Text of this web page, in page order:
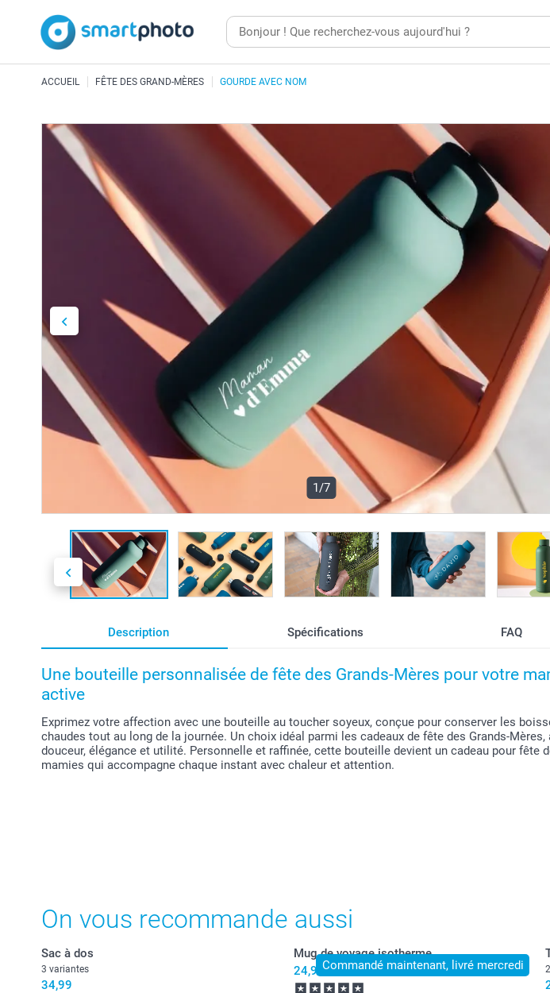
ACCUEIL FÊTE DES GRAND-MÈRES GOURDE AVEC NOM
1/7
Description Spécifications FAQ
Une bouteille personnalisée de fête des Grands-Mères pour votre
active
Exprimez votre affection avec une bouteille au toucher soyeux, conçue pour conserver les
chaudes tout au long de la journée. Un choix idéal parmi les cadeaux de fête des Grands-Mères,
douceur, élégance et utilité. Personnelle et raffinée, cette bouteille devient un cadeau pour fête
mamies qui accompagne chaque instant avec chaleur et attention.
On vous recommande aussi
Sac à dos
3 variantes
34,99
Commandé maintenant, livré mercredi
Mug de voyage isotherme
24,99